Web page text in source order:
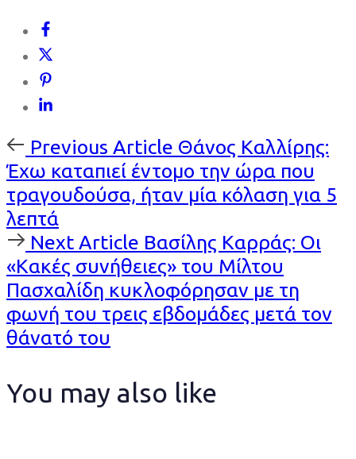
Previous
Article
Previous Article Θάνος Καλλίρης:
Έχω καταπιεί έντομο την ώρα που
τραγουδούσα, ήταν μία κόλαση για 5
λεπτά
Next
Article
Next Article Βασίλης Καρράς: Οι
«Κακές συνήθειες» του Μίλτου
Πασχαλίδη κυκλοφόρησαν με τη
φωνή του τρεις εβδομάδες μετά τον
θάνατό του
You may also like